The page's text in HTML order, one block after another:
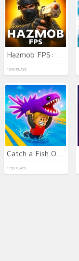
1340 PLAYS
1150 PLAYS